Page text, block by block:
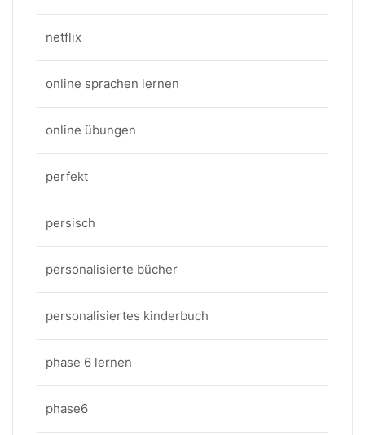
netflix
online sprachen lernen
online übungen
perfekt
persisch
personalisierte bücher
personalisiertes kinderbuch
phase 6 lernen
phase6